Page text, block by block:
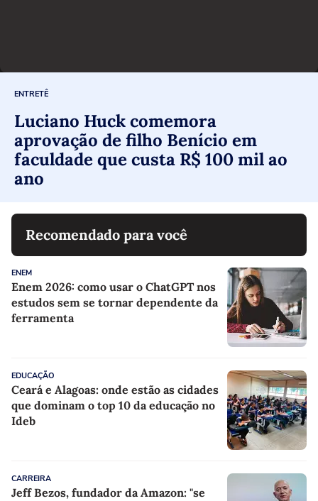
ENTRETÊ
Luciano Huck comemora
aprovação de filho Benício em
faculdade que custa R$ 100 mil ao
ano
Recomendado para você
ENEM
Enem 2026: como usar o ChatGPT nos
estudos sem se tornar dependente da
ferramenta
EDUCAÇÃO
Ceará e Alagoas: onde estão as cidades
que dominam o top 10 da educação no
Ideb
CARREIRA
Jeff Bezos, fundador da Amazon: "se